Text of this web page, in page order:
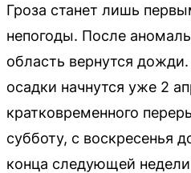
Гроза станет лишь
непогоды. После
область вернутся
осадки начнутся уже 2
кратковременного
субботу, с воскресенья
конца следующей